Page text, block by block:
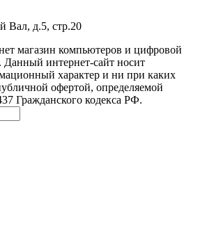
Вал, д.5, стр.20
магазин компьютеров и цифровой
Данный интернет-сайт носит
характер и ни при каких
офертой, определяемой
Гражданского кодекса РФ.